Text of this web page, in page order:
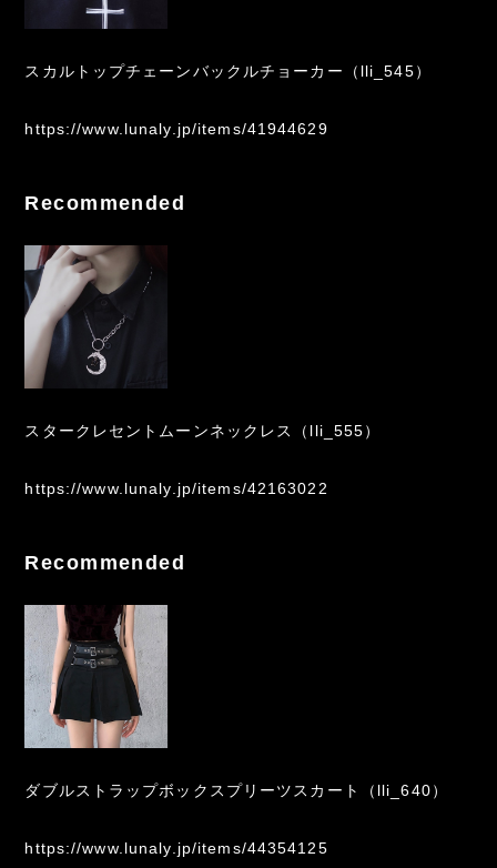
スカルトップチェーンバックルチョーカー（lli_545）
https://www.lunaly.jp/items/41944629
Recommended
スタークレセントムーンネックレス（lli_555）
https://www.lunaly.jp/items/42163022
Recommended
ダブルストラップボックスプリーツスカート（lli_640）
https://www.lunaly.jp/items/44354125